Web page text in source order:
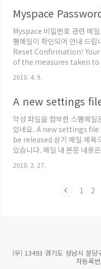
위한 .jpg 사이에 많은 공백
처럼 속이려고 하기 때문에
파일 확장자 숨기기 옵션 해
메일이 발송됩니다. 아래 그
Myspace 비밀번호 관련 메
팸메일이 확인되어 안내 드
Reset Confirmation! Your
of the measures taken
password in attached
악성코드 입니다. 현재 해당
Trojan/Fakeav.183296.I 진..
2010. 4. 9.
악성 파일을 첨부한 스팸메
있네요. A new settings
be released 상기 메일 제목
있습니다. 메일 내 본문 내용
잘 쓸 필요도 있겠습니다
the security upgrade of
2010. 2. 27.
1 2
(우) 13493 경기도 성남시 분
자등록